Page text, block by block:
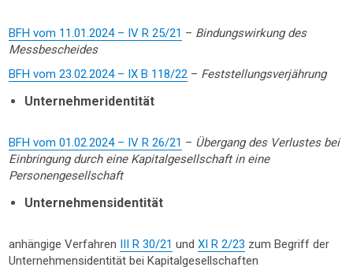
BFH vom 11.01.2024 – IV R 25/21 – Bindungswirkung des
Messbescheides
BFH vom 23.02.2024 – IX B 118/22 – Feststellungsverjährung
Unternehmeridentität
BFH vom 01.02.2024 – IV R 26/21 – Übergang des Verlustes bei
Einbringung durch eine Kapitalgesellschaft in eine
Personengesellschaft
Unternehmensidentität
anhängige Verfahren III R 30/21 undXI R 2/23 zum Begriff der
Unternehmensidentität bei Kapitalgesellschaften